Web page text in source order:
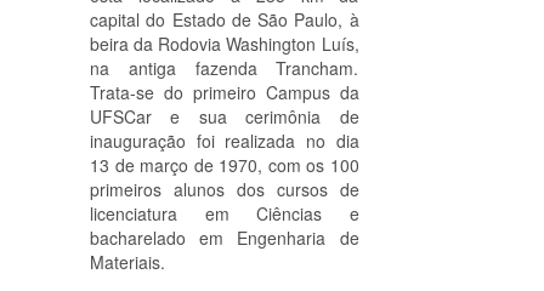
capital do Estado de São Paulo, à
beira da Rodovia Washington Luís,
na antiga fazenda Trancham.
Trata-se do primeiro Campus da
UFSCar e sua cerimônia de
inauguração foi realizada no dia
13 de março de 1970, com os 100
primeiros alunos dos cursos de
licenciatura em Ciências e
bacharelado em Engenharia de
Materiais.